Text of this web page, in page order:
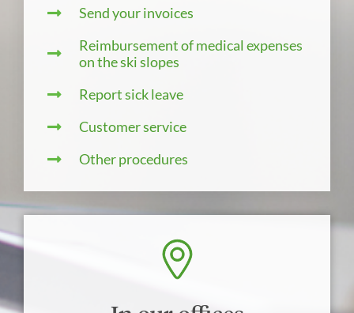
Send your invoices
Reimbursement of medical expenses
on the ski slopes
Report sick leave
Customer service
Other procedures